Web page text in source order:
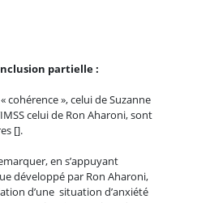
partielle :
cohérence », celui de Suzanne
celui de Ron Aharoni, sont
[].
en s’appuyant
développé par Ron Aharoni,
d’une situation d’anxiété